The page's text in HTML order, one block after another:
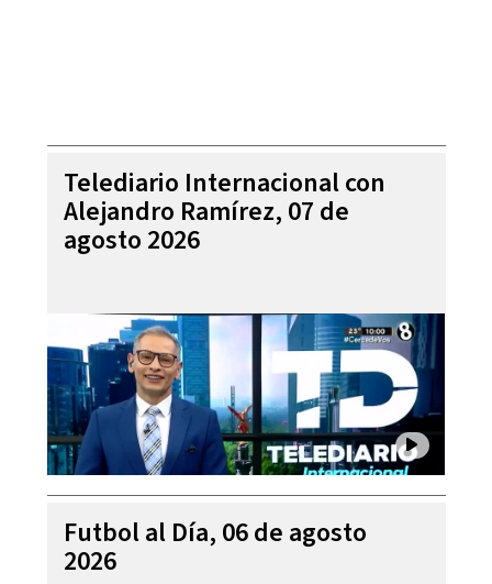
Telediario Internacional con
Alejandro Ramírez, 07 de
agosto 2026
Futbol al Día, 06 de agosto
2026